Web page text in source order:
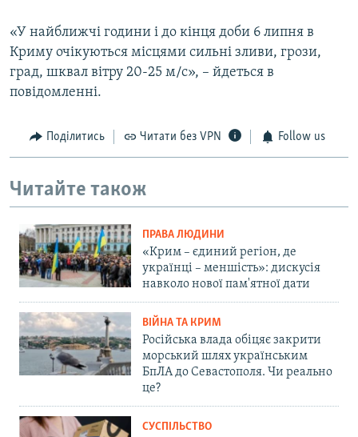
«У найближчі години і до кінця доби 6 липня в
Криму очікуються місцями сильні зливи, грози,
град, шквал вітру 20-25 м/с», – йдеться в
повідомленні.
Поділитись Читати без VPN Follow us
Читайте також
ПРАВА ЛЮДИНИ
«Крим – єдиний регіон, де
українці – меншість»: дискусія
навколо нової пам'ятної дати
ВІЙНА ТА КРИМ
Російська влада обіцяє закрити
морський шлях українським
БпЛА до Севастополя. Чи реально
це?
СУСПІЛЬСТВО